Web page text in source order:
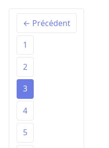
← Précédent
1
2
3
4
5